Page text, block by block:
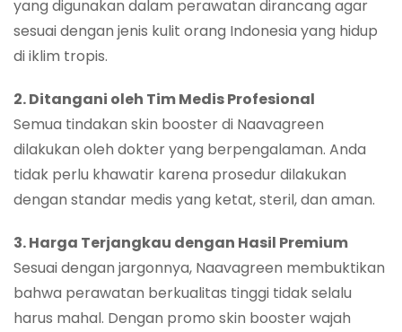
yang digunakan dalam perawatan dirancang agar
sesuai dengan jenis kulit orang Indonesia yang hidup
di iklim tropis.
2. Ditangani oleh Tim Medis Profesional
Semua tindakan skin booster di Naavagreen
dilakukan oleh dokter yang berpengalaman. Anda
tidak perlu khawatir karena prosedur dilakukan
dengan standar medis yang ketat, steril, dan aman.
3. Harga Terjangkau dengan Hasil Premium
Sesuai dengan jargonnya, Naavagreen membuktikan
bahwa perawatan berkualitas tinggi tidak selalu
harus mahal. Dengan promo skin booster wajah